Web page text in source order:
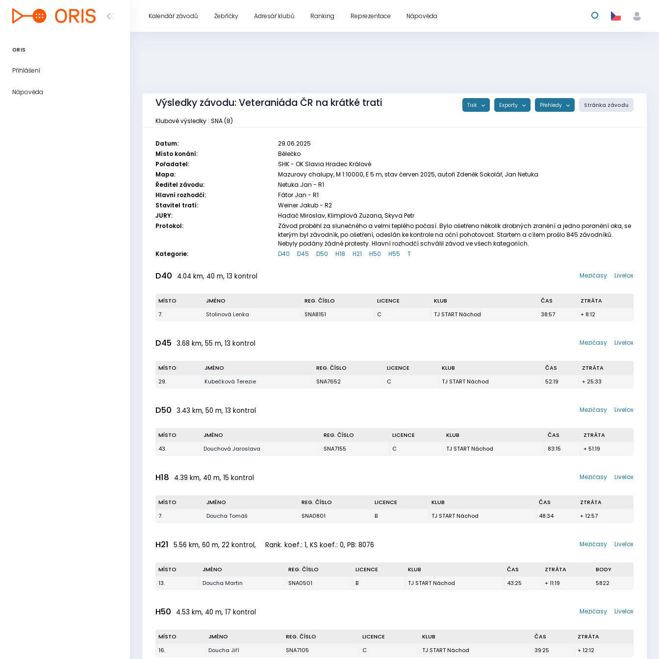
ORIS
Přihlášení
Nápověda
Kalendář závodů Žebříčky Adresář klubů Ranking Reprezentace Nápověda
Výsledky závodu: Veteraniáda ČR na krátké trati Tisk Exporty Přehledy Stránka závodu
Klubové výsledky : SNA (8)
Datum:
29.06.2025
Místo konání:
Bělečko
Pořadatel:
SHK - OK Slavia Hradec Králové
Mapa:
Mazurovy chalupy, M 1:10000, E 5 m, stav červen 2025, autoři Zdeněk Sokolář, Jan Netuka
Ředitel závodu:
Netuka Jan - R1
Hlavní rozhodčí:
Fátor Jan - R1
Stavitel tratí:
Weiner Jakub - R2
JURY:
Hadač Miroslav, Klimplová Zuzana, Skyva Petr
Protokol:
Závod proběhl za slunečného a velmi teplého počasí. Bylo ošetřeno několik drobných zranění a jedno poranění oka, se
kterým byl závodník, po ošetření, odeslán ke kontrole na oční pohotovost. Startem a cílem prošlo 845 závodníků.
Nebyly podány žádné protesty. Hlavní rozhodčí schválil závod ve všech kategoriích.
Kategorie:
D40 D45 D50 H18 H21 H50 H55 T
D40 4.04 km, 40 m, 13 kontrol Livelox
Mezičasy
MÍSTO JMÉNO REG. ČÍSLO LICENCE KLUB ČAS
ZTRÁTA
7.
Stolinová Lenka SNA8151 C TJ START Náchod 38:57 + 8:12
D45 3.68 km, 55 m, 13 kontrol Livelox
Mezičasy
MÍSTO JMÉNO REG. ČÍSLO LICENCE KLUB ČAS
ZTRÁTA
29.
Kubečková Terezie SNA7652 C TJ START Náchod 52:19 + 25:33
D50 3.43 km, 50 m, 13 kontrol Livelox
Mezičasy
MÍSTO JMÉNO REG. ČÍSLO LICENCE KLUB ČAS
ZTRÁTA
43.
Douchová Jaroslava SNA7155 C TJ START Náchod 83:15 + 51:19
H18 4.39 km, 40 m, 15 kontrol Livelox
Mezičasy
MÍSTO JMÉNO REG. ČÍSLO LICENCE KLUB ČAS
ZTRÁTA
7.
Doucha Tomáš SNA0801 B TJ START Náchod 48:34 + 12:57
H21 5.56 km, 60 m, 22 kontrol, Rank. koef.: 1, KS koef.: 0, PB: 8076 Livelox
Mezičasy
MÍSTO JMÉNO REG. ČÍSLO LICENCE KLUB ČAS ZTRÁTA
BODY
13.
Doucha Martin SNA0501 B TJ START Náchod 43:25 + 11:19 5822
H50 4.53 km, 40 m, 17 kontrol Livelox
Mezičasy
MÍSTO JMÉNO REG. ČÍSLO LICENCE KLUB ČAS
ZTRÁTA
16.
Doucha Jiří SNA7105 C TJ START Náchod 39:25 + 12:12